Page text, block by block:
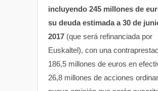
incluyendo 245 millones de
su deuda estimada a 30 de
2017 (que será refinanciada por
Euskaltel), con una
186,5 millones de euros en
26,8 millones de acciones